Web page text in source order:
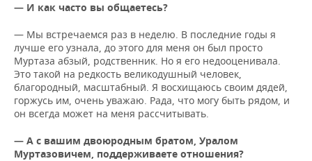
— И как часто вы общаетесь?
— Мы встречаемся раз в неделю. В последние годы я
лучше его узнала, до этого для меня он был просто
Муртаза абзый, родственник. Но я его недооценивала.
Это такой на редкость великодушный человек,
благородный, масштабный. Я восхищаюсь своим дядей,
горжусь им, очень уважаю. Рада, что могу быть рядом, и
он всегда может на меня рассчитывать.
— А с вашим двоюродным братом, Уралом
Муртазовичем, поддерживаете отношения?